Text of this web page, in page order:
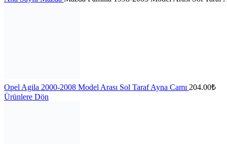
Opel Agila 2000-2008 Model Arası Sol Taraf Ayna Camı 204.00₺
Ürünlere Dön